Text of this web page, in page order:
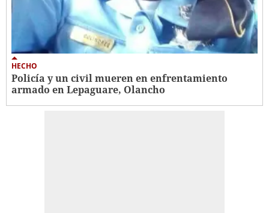
HECHO
Policía y un civil mueren en enfrentamiento
armado en Lepaguare, Olancho